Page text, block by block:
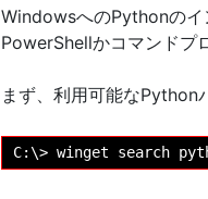
WindowsへのPythonのイ
PowerShellかコマンドプ
まず、利用可能なPython